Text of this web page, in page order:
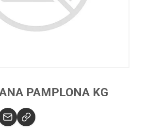
PAMPLONA KG